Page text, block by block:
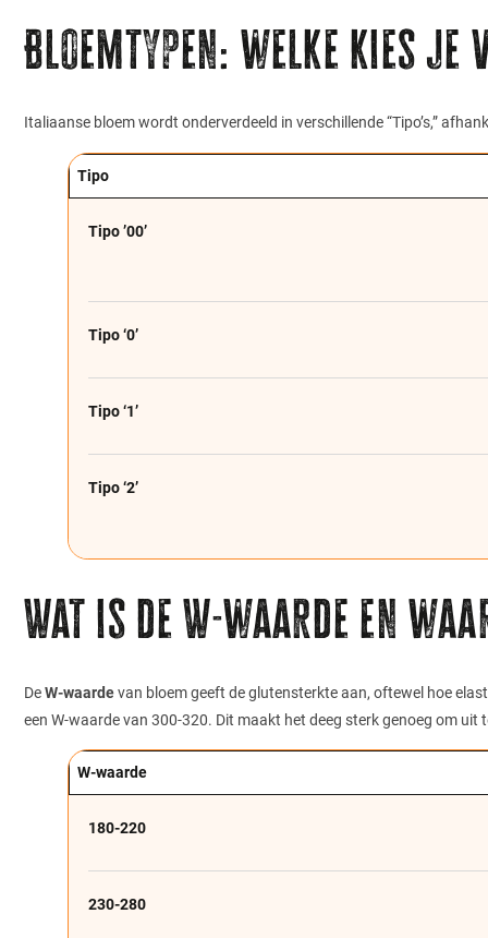
Bloemtypen: welke kies je
Italiaanse bloem wordt onderverdeeld in verschillende “Tipo’s,”
Tipo
Tipo ’00’
Tipo ‘0’
Tipo ‘1’
Tipo ‘2’
Wat is de W-waarde en
DeW-waardevan bloem geeft de glutensterkte aan, oftewel hoe
een W-waarde van 300-320. Dit maakt het deeg sterk genoeg om
W-waarde
180-220
230-280